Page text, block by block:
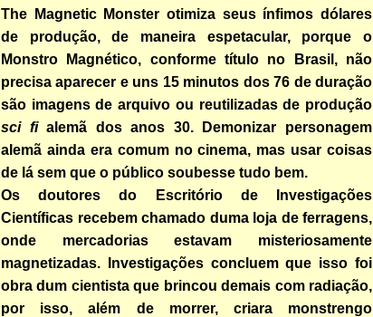
The Magnetic Monster otimiza seus ínfimos dólares
de produção, de maneira espetacular, porque o
Monstro Magnético, conforme título no Brasil, não
precisa aparecer e uns 15 minutos dos 76 de duração
são imagens de arquivo ou reutilizadas de produção
sci fialemã dos anos 30. Demonizar personagem
alemã ainda era comum no cinema, mas usar coisas
de lá sem que o público soubesse tudo bem.
Os doutores do Escritório de Investigações
Científicas recebem chamado duma loja de ferragens,
onde mercadorias estavam misteriosamente
magnetizadas. Investigações concluem que isso foi
obra dum cientista que brincou demais com radiação,
por isso, além de morrer, criara monstrengo